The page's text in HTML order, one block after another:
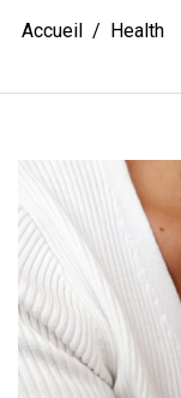
Accueil Health